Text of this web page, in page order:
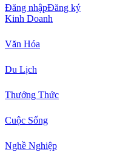
Đăng nhậpĐăng ký
Kinh Doanh
Văn Hóa
Du Lịch
Thưởng Thức
Cuộc Sống
Nghề Nghiệp